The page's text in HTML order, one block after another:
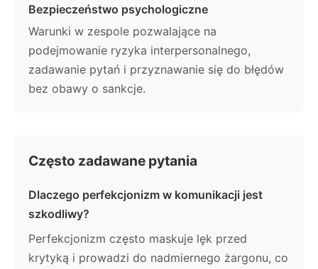
Bezpieczeństwo psychologiczne
Warunki w zespole pozwalające na
podejmowanie ryzyka interpersonalnego,
zadawanie pytań i przyznawanie się do błędów
bez obawy o sankcje.
Często zadawane pytania
Dlaczego perfekcjonizm w komunikacji jest
szkodliwy?
Perfekcjonizm często maskuje lęk przed
krytyką i prowadzi do nadmiernego żargonu, co